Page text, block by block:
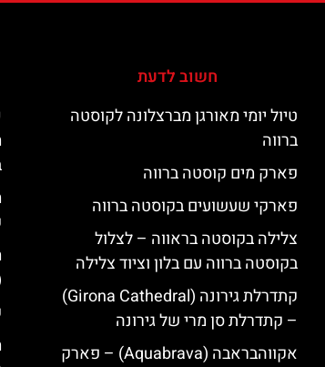
חשוב לדעת
טיול יומי מאורגן מברצלונה לקוסטה
ברווה
פארק מים קוסטה ברווה
פארקי שעשועים בקוסטה ברווה
צלילה בקוסטה בראווה – לצלול
בקוסטה ברווה עם בלון וציוד צלילה
קתדרלת גירונה (Girona Cathedral)
– קתדרלת סן מרי של גירונה
אקווהבראבה (Aquabrava) – פארק